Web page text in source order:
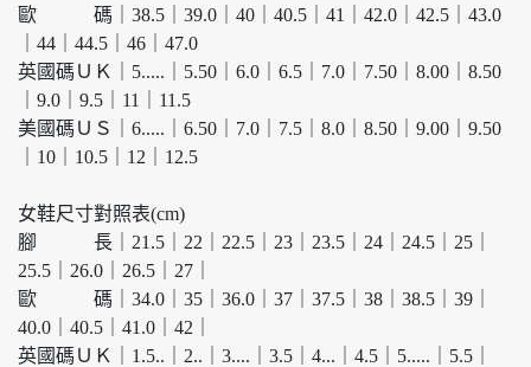
歐 碼｜38.5｜39.0｜40｜40.5｜41｜42.0｜42.5｜43.0
｜44｜44.5｜46｜47.0
英國碼ＵＫ｜5.....｜5.50｜6.0｜6.5｜7.0｜7.50｜8.00｜8.50
｜9.0｜9.5｜11｜11.5
美國碼ＵＳ｜6.....｜6.50｜7.0｜7.5｜8.0｜8.50｜9.00｜9.50
｜10｜10.5｜12｜12.5
女鞋尺寸對照表(cm)
腳 長｜21.5｜22｜22.5｜23｜23.5｜24｜24.5｜25｜
25.5｜26.0｜26.5｜27｜
歐 碼｜34.0｜35｜36.0｜37｜37.5｜38｜38.5｜39｜
40.0｜40.5｜41.0｜42｜
英國碼ＵＫ｜1.5..｜2..｜3....｜3.5｜4...｜4.5｜5.....｜5.5｜